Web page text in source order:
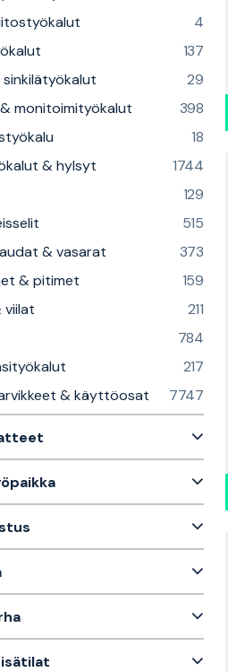
4
137
29
monitoimityökalut
398
18
& hylsyt
1744
129
515
& vasarat
373
& pitimet
159
viilat
211
784
217
& käyttöosat
7747